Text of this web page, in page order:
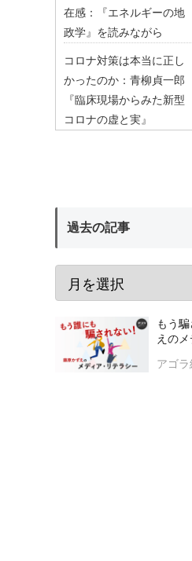
在感：『エネルギーの地
政学』を読みながら
コロナ対策は本当に正し
かったのか：青柳貞一郎
『臨床現場からみた新型
コロナの虚と実』
過去の記事
もう
えの
アゴ